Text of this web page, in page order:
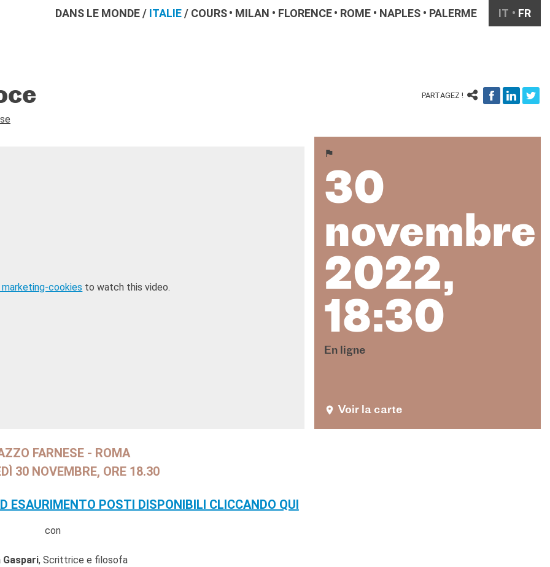
DANS LE MONDE/ ITALIE/ COURS MILAN FLORENCE ROME NAPLES PALERME IT FR
PARTAGEZ !
cookies to watch this video.
FARNESE - ROMA
30 NOVEMBRE, ORE 18.30
ESAURIMENTO POSTI DISPONIBILI CLICCANDO QUI
con
Gaspari, Scrittrice e filosofa
30
novembre
2022,
18:30
En ligne
Voir la carte